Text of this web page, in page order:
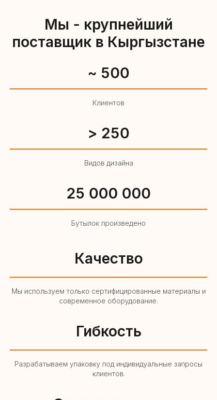
Мы - крупнейший
поставщик в Кыргызстане
~ 500
Клиентов
> 250
Видов дизайна
25 000 000
Бутылок произведено
Качество
Мы используем только сертифицированные материалы и
современное оборудование.
Гибкость
Разрабатываем упаковку под индивидуальные запросы
клиентов.